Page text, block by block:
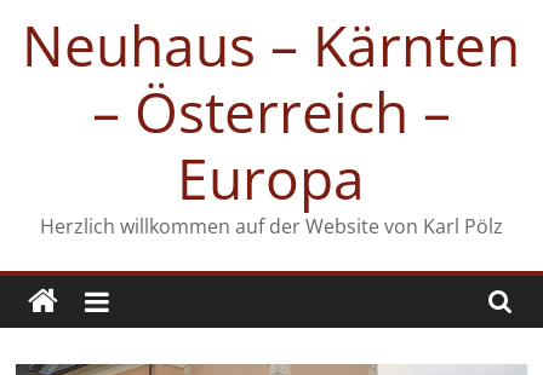
Inhalt
springen
Neuhaus – Kärnten
– Österreich –
Europa
Herzlich willkommen auf der Website von Karl Pölz